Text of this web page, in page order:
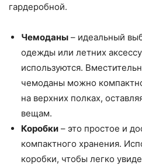
гардеробной.
Чемоданы – идеальный
одежды или летних
используются.
чемоданы можно
на верхних полках,
вещам.
Коробки – это простое и
компактного хранения.
коробки, чтобы легко